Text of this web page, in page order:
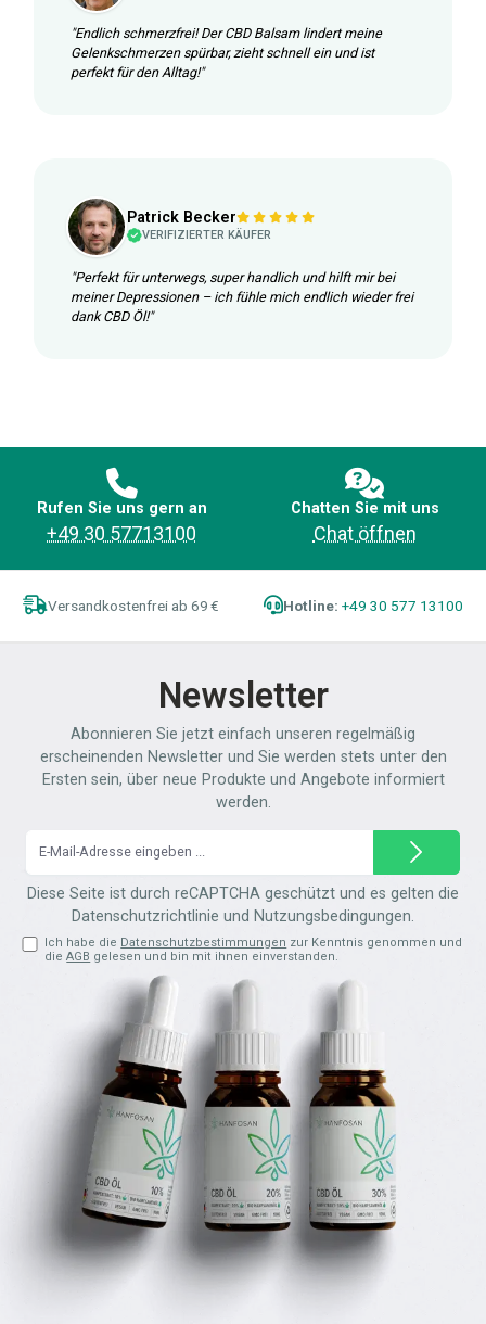
"Endlich schmerzfrei! Der CBD Balsam lindert meine
Gelenkschmerzen spürbar, zieht schnell ein und ist
perfekt für den Alltag!"
Patrick Becker
VERIFIZIERTER KÄUFER
"Perfekt für unterwegs, super handlich und hilft mir bei
meiner Depressionen – ich fühle mich endlich wieder frei
dank CBD Öl!"
Rufen Sie uns gern an
+49 30 57713100
Chatten Sie mit uns
Chat öffnen
Versandkostenfrei ab 69 € Hotline: +49 30 577 13100
Newsletter
Abonnieren Sie jetzt einfach unseren regelmäßig
erscheinenden Newsletter und Sie werden stets unter den
Ersten sein, über neue Produkte und Angebote informiert
werden.
Mail-
Adresse*
Diese Seite ist durch reCAPTCHA geschützt und es gelten die
Datenschutzrichtlinie und Nutzungsbedingungen.
Ich habe die Datenschutzbestimmungen zur Kenntnis genommen und
dieAGB gelesen und bin mit ihnen einverstanden.